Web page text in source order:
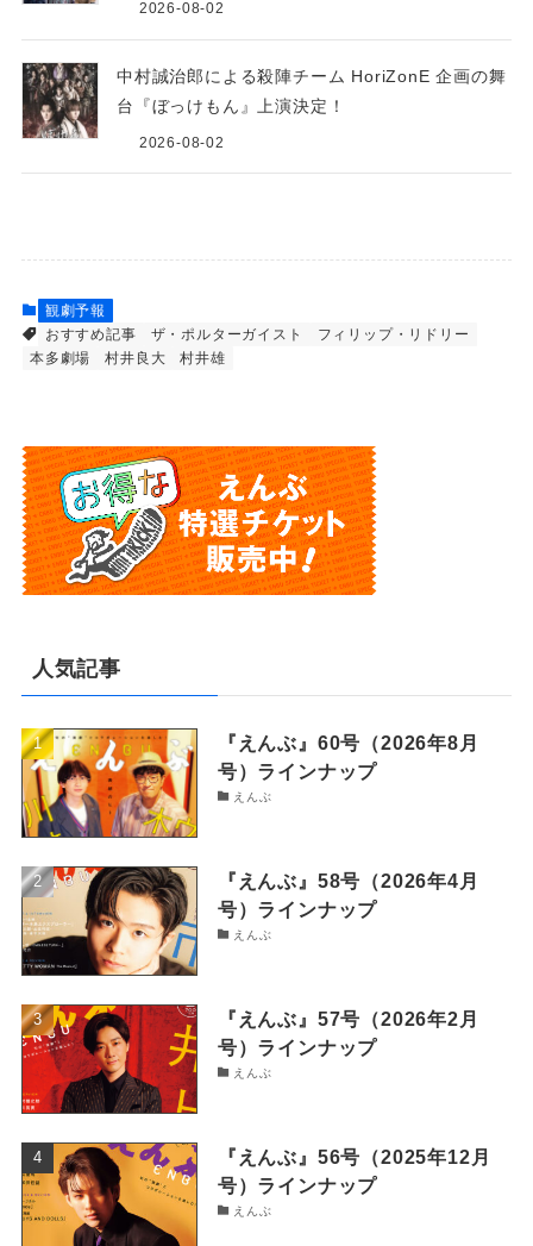
2026-08-02
中村誠治郎による殺陣チーム HoriZonE 企画の舞
台『ぼっけもん』上演決定！
2026-08-02
観劇予報
おすすめ記事
ザ・ポルターガイスト
フィリップ・リドリー
本多劇場
村井良大 村井雄
人気記事
『えんぶ』60号（2026年8月
号）ラインナップ
えんぶ
『えんぶ』58号（2026年4月
号）ラインナップ
えんぶ
『えんぶ』57号（2026年2月
号）ラインナップ
えんぶ
『えんぶ』56号（2025年12月
号）ラインナップ
えんぶ